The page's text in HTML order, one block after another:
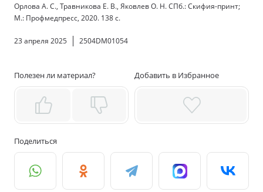
Орлова А. С., Травникова Е. В., Яковлев О. Н. СПб.: Скифия-принт;
М.: Профмедпресс, 2020. 138 с.
23 апреля 2025 2504DM01054
Полезен ли материал? Добавить в Избранное
Поделиться